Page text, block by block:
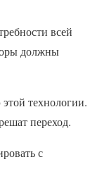
всей
должны
технологии.
переход.
с